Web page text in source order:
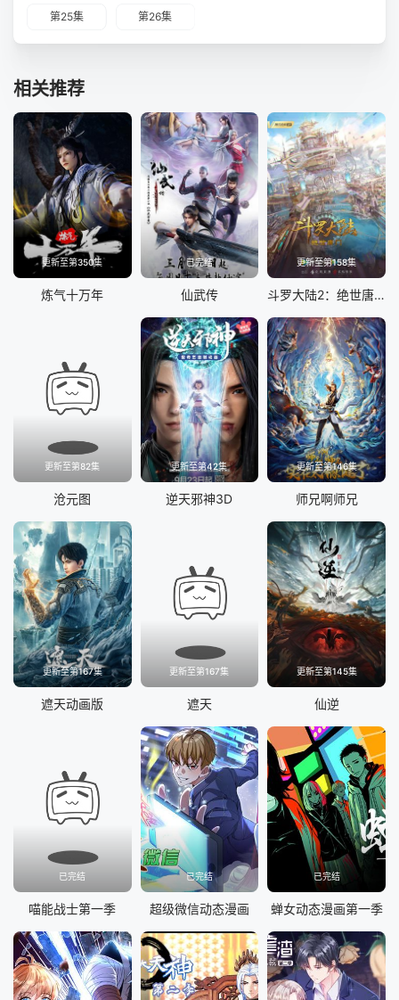
第25集 第26集
相关推荐
更新至第350集
炼气十万年
已完结
仙武传
更新至第158集
斗罗大陆2：绝世唐门
更新至第82集
沧元图
更新至第42集
逆天邪神3D
更新至第146集
师兄啊师兄
更新至第167集
遮天动画版
更新至第167集
遮天
更新至第145集
仙逆
已完结
喵能战士第一季
已完结
超级微信动态漫画
已完结
蝉女动态漫画第一季